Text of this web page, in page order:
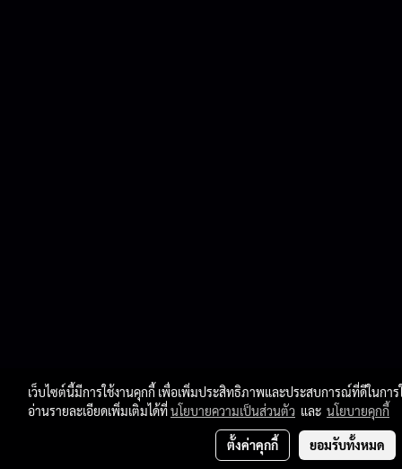
เว็บไซต์นี้มีการใช้งานคุกกี้ เพื่อเพิ่มประสิทธิภาพและประสบการณ์ที่ดีในกา
อ่านรายละเอียดเพิ่มเติมได้ที่นโยบายความเป็นส่วนตัว และ นโยบายคุกกี้
ตั้งค่าคุกกี้ ยอมรับทั้งหมด